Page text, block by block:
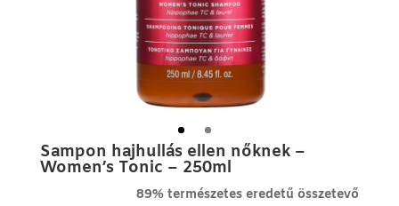
Sampon hajhullás ellen nőknek –
Women’s Tonic – 250ml
89% természetes eredetű összetevő